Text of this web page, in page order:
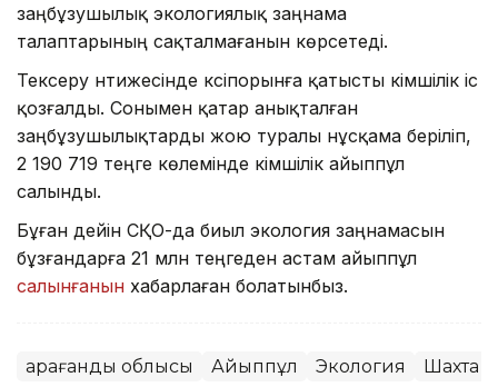
заңбұзушылық экологиялық заңнама
талаптарының сақталмағанын көрсетеді.
Тексеру нәтижесінде кәсіпорынға қатысты әкімшілік іс
қозғалды. Сонымен қатар анықталған
заңбұзушылықтарды жою туралы нұсқама беріліп,
2 190 719 теңге көлемінде әкімшілік айыппұл
салынды.
Бұған дейін СҚО-да биыл экология заңнамасын
бұзғандарға 21 млн теңгеден астам айыппұл
салынғанын хабарлаған болатынбыз.
Қарағанды облысы Айыппұл Экология Шахта